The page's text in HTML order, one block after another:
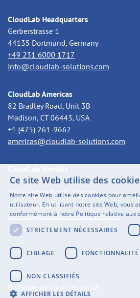
CloudLab Headquarters
Gerberstrasse 1
44135 Dortmund, Germany
+49 231 6000 1717
info@cloudlab-solutions.com
CloudLab Americas
82 Bradley Road, Unit 3B
Madison, CT 06443, USA
+1 (475) 261-9662
americas@cloudlab-solutions.com
PO Box 3318
11273 Stockholm, Sweden
+46 8 525 199 50
nordics@cloudlab-solutions.com
Impression
Ce site Web utilise des
Notre site Web utilise des cookies pour
utilisateur. En utilisant notre site Web, vous
conformément à notre Politique relative aux
STRICTEMENT NÉCESSAIRES
CIBLAGE FONCTIONNALITÉ
NON CLASSIFIÉS
AFFICHER LES DÉTAILS